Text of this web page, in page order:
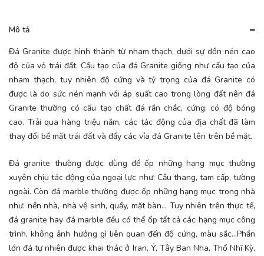
Mô tả
Đá Granite được hình thành từ nham thạch, dưới sự dồn nén cao
độ của vỏ trái đất. Cấu tạo của đá Granite giống như cấu tạo của
nham thạch, tuy nhiên độ cứng và tỷ trọng của đá Granite có
được là do sức nén mạnh với áp suất cao trong lòng đất nên đá
Granite thường có cấu tạo chất đá rắn chắc, cứng, có độ bóng
cao. Trải qua hàng triệu năm, các tác động của địa chất đã làm
thay đổi bề mặt trái đất và đẩy các vỉa đá Granite lên trên bề mặt.
Đá granite thường được dùng để ốp những hạng mục thường
xuyên chịu tác động của ngoại lực như: Cầu thang, tam cấp, tường
ngoài. Còn đá marble thường được ốp những hạng mục trong nhà
như: nền nhà, nhà vệ sinh, quầy, mặt bàn… Tuy nhiên trên thực tế,
đá granite hay đá marble đều có thể ốp tất cả các hạng mục công
trình, không ảnh hưởng gì liên quan đến độ cứng, màu sắc…Phần
lớn đá tự nhiên được khai thác ở Iran, Ý, Tây Ban Nha, Thổ Nhĩ Kỳ,